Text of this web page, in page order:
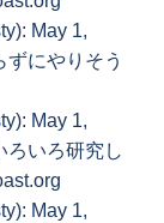
May 1,
にやりそう
May 1,
ろいろ研究し
May 1,